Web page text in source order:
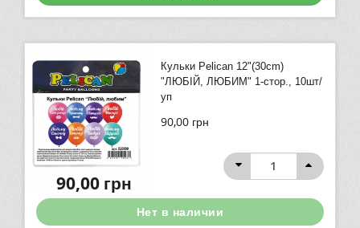
Кульки Pelican 12"(30сm)
"ЛЮБІЙ, ЛЮБИМ" 1-стор., 10шт/
уп
90,00 грн
90,00грн
Нет в наличии